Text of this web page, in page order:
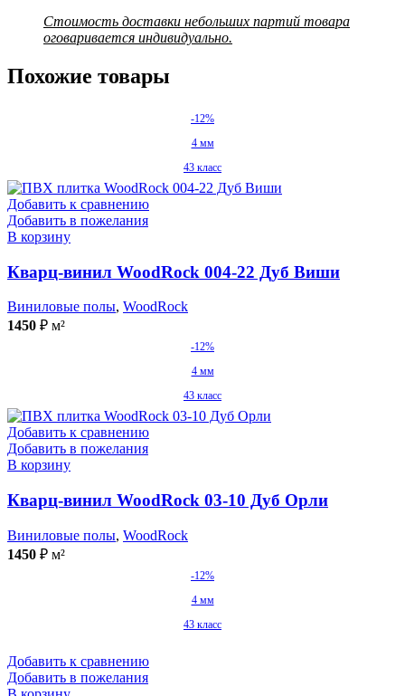
Стоимость доставки небольших партий товара
оговаривается индивидуально.
Похожие товары
-12%
4 мм
43 класс
Добавить к сравнению
Добавить в пожелания
В корзину
Кварц-винил WoodRock 004-22 Дуб Виши
Виниловые полы, WoodRock
1450 ₽ м²
-12%
4 мм
43 класс
Добавить к сравнению
Добавить в пожелания
В корзину
Кварц-винил WoodRock 03-10 Дуб Орли
Виниловые полы, WoodRock
1450 ₽ м²
-12%
4 мм
43 класс
Добавить к сравнению
Добавить в пожелания